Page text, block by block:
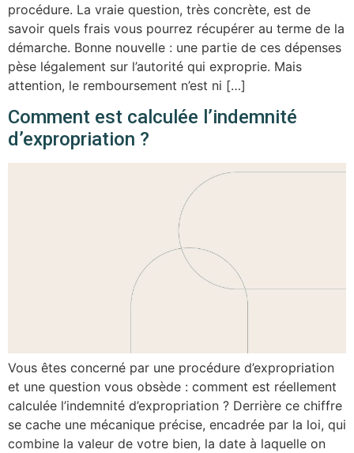
procédure. La vraie question, très concrète, est de
savoir quels frais vous pourrez récupérer au terme de la
démarche. Bonne nouvelle : une partie de ces dépenses
pèse légalement sur l’autorité qui exproprie. Mais
attention, le remboursement n’est ni […]
Comment est calculée l’indemnité
d’expropriation ?
Vous êtes concerné par une procédure d’expropriation
et une question vous obsède : comment est réellement
calculée l’indemnité d’expropriation ? Derrière ce chiffre
se cache une mécanique précise, encadrée par la loi, qui
combine la valeur de votre bien, la date à laquelle on